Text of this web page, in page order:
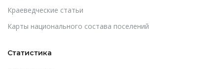
Краеведческие статьи
Карты национального состава поселений
Статистика